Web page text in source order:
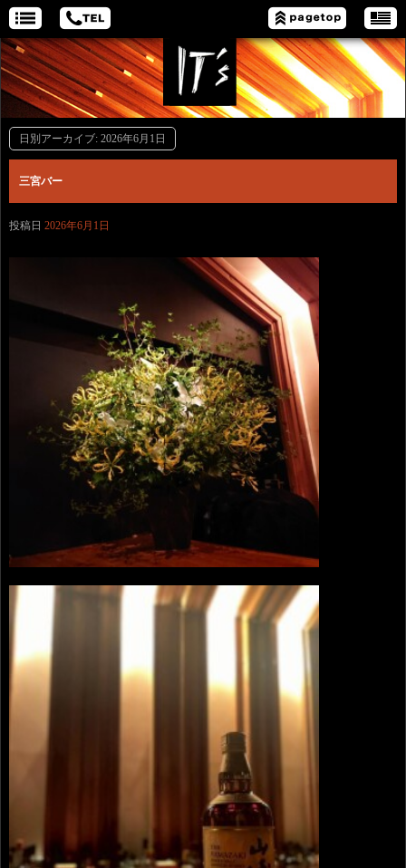
日別アーカイブ: 2026年6月1日
三宮バー
投稿日 2026年6月1日